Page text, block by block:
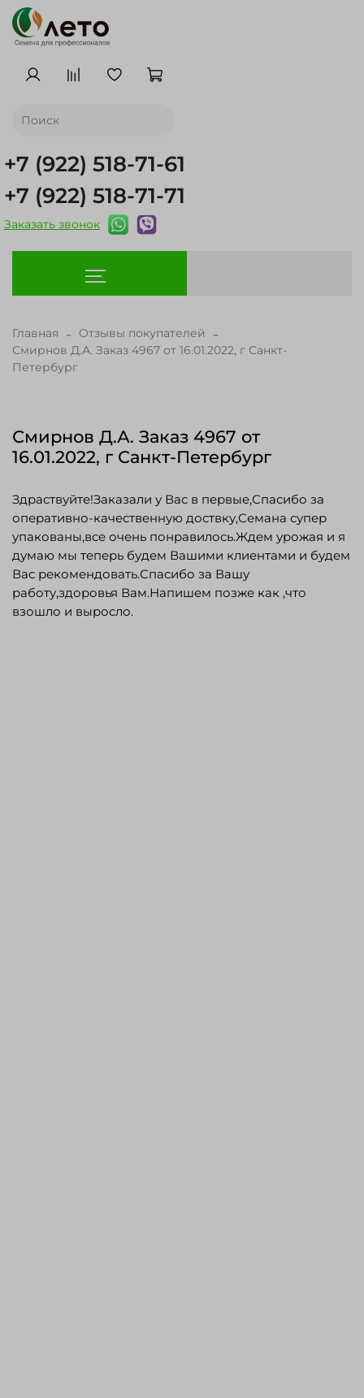
+7 (922) 518-71-61
+7 (922) 518-71-71
Заказать звонок
Главная
Отзывы покупателей
Смирнов Д.А. Заказ 4967 от 16.01.2022, г Санкт-
Петербург
Смирнов Д.А. Заказ 4967 от
16.01.2022, г Санкт-Петербург
Здраствуйте!Заказали у Вас в первые,Спасибо за
оперативно-качественную доствку,Семана супер
упакованы,все очень понравилось.Ждем урожая и я
думаю мы теперь будем Вашими клиентами и будем
Вас рекомендовать.Спасибо за Вашу
работу,здоровья Вам.Напишем позже как ,что
взошло и выросло.